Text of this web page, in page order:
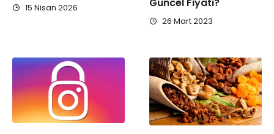
15 Nisan 2026
26 Mart 2023